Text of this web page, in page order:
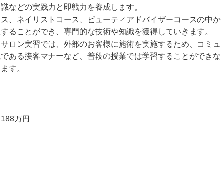
などの実践力と即戦力を養成します。
、ネイリストコース、ビューティアドバイザーコースの中か
ることができ、専門的な技術や知識を獲得していきます。
ロン実習では、外部のお客様に施術を実施するため、コミュ
ある接客マナーなど、普段の授業では学習することができな
す。
万円